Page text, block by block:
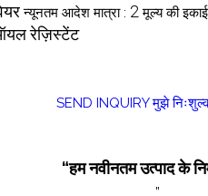
न्यूनतम आदेश मात्रा : 2 मूल्य की
रेज़िस्टेंट
SEND INQUIRY मुझे
“हम नवीनतम उत्पाद के
”